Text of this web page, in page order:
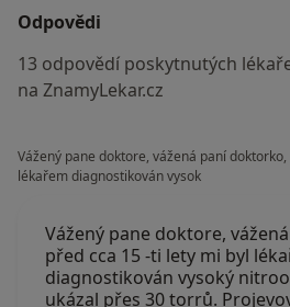
Odpovědi
13 odpovědí poskytnutých
na ZnamyLekar.cz
Vážený pane doktore, vážená paní
lékařem diagnostikován vysok
Vážený pane doktore,
před cca 15 -ti lety mi byl
diagnostikován vysoký
ukázal přes 30 torrů.